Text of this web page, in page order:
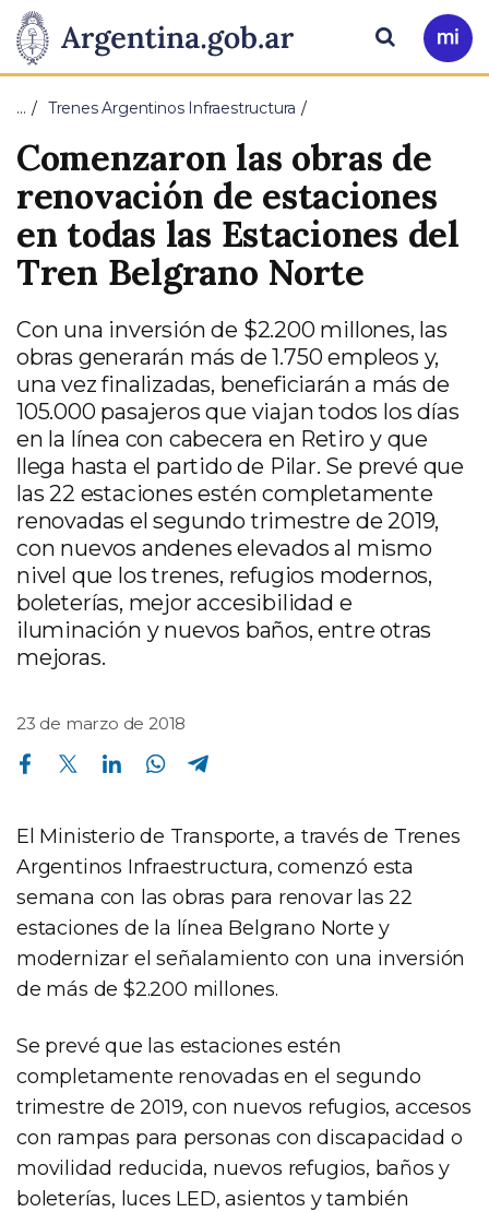
Presidencia
de
la
Nación
Pasar al contenido principal
Ir
a
Buscar
… Trenes Argentinos Infraestructura
Comenzaron las obras de
renovación de estaciones
en todas las Estaciones del
Tren Belgrano Norte
Con una inversión de $2.200 millones, las
obras generarán más de 1.750 empleos y,
una vez finalizadas, beneficiarán a más de
105.000 pasajeros que viajan todos los días
en la línea con cabecera en Retiro y que
llega hasta el partido de Pilar. Se prevé que
las 22 estaciones estén completamente
renovadas el segundo trimestre de 2019,
con nuevos andenes elevados al mismo
nivel que los trenes, refugios modernos,
boleterías, mejor accesibilidad e
iluminación y nuevos baños, entre otras
mejoras.
23 de marzo de 2018
Compartir en Facebook Compartir en Twitter Compartir en Linkedin Compartir en Whatsapp
El Ministerio de Transporte, a través de Trenes
Argentinos Infraestructura, comenzó esta
semana con las obras para renovar las 22
estaciones de la línea Belgrano Norte y
modernizar el señalamiento con una inversión
de más de $2.200 millones.
Se prevé que las estaciones estén
completamente renovadas en el segundo
trimestre de 2019, con nuevos refugios, accesos
con rampas para personas con discapacidad o
movilidad reducida, nuevos refugios, baños y
boleterías, luces LED, asientos y también